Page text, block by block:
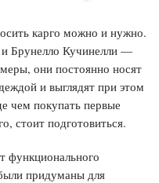
карго можно и нужно.
Брунелло Кучинелли —
они постоянно носят
и выглядят при этом
чем покупать первые
стоит подготовиться.
функционального
придуманы для